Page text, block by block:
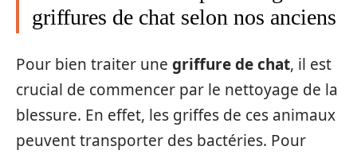
griffures de chat selon nos anciens
Pour bien traiter une griffure de chat, il est
crucial de commencer par le nettoyage de la
blessure. En effet, les griffes de ces animaux
peuvent transporter des bactéries. Pour